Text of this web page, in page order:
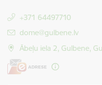
+371 64497710
E-pasts:
dome@gulbene.lv
Ābeļu iela 2, Gulbene,